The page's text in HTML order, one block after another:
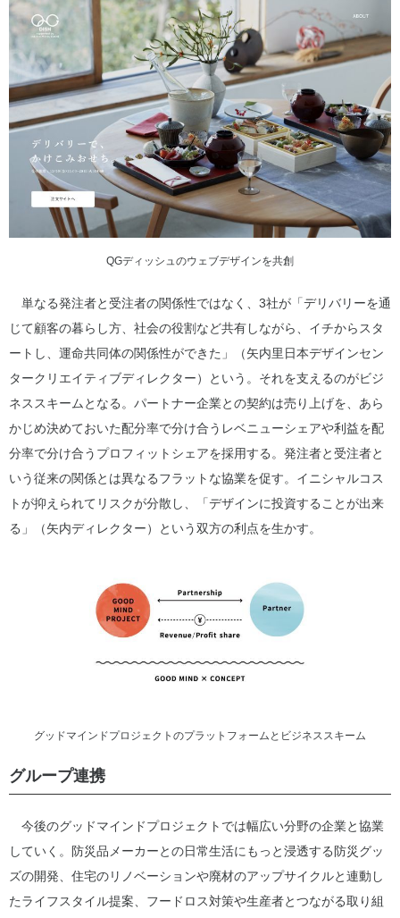
QGディッシュのウェブデザインを共創
単なる発注者と受注者の関係性ではなく、3社が「デリバリーを通
じて顧客の暮らし方、社会の役割など共有しながら、イチからスタ
ートし、運命共同体の関係性ができた」（矢内里日本デザインセン
タークリエイティブディレクター）という。それを支えるのがビジ
ネススキームとなる。パートナー企業との契約は売り上げを、あら
かじめ決めておいた配分率で分け合うレベニューシェアや利益を配
分率で分け合うプロフィットシェアを採用する。発注者と受注者と
いう従来の関係とは異なるフラットな協業を促す。イニシャルコス
トが抑えられてリスクが分散し、「デザインに投資することが出来
る」（矢内ディレクター）という双方の利点を生かす。
グッドマインドプロジェクトのプラットフォームとビジネススキーム
グループ連携
今後のグッドマインドプロジェクトでは幅広い分野の企業と協業
していく。防災品メーカーとの日常生活にもっと浸透する防災グッ
ズの開発、住宅のリノベーションや廃材のアップサイクルと連動し
たライフスタイル提案、フードロス対策や生産者とつながる取り組